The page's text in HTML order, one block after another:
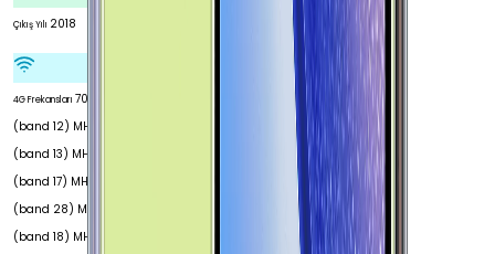
Çıkış Yılı 2018
4G Frekansları 700
(band 12) MHz 700
(band 13) MHz 700
(band 17) MHz 700
(band 28) MHz 800
(band 18) MHz 800